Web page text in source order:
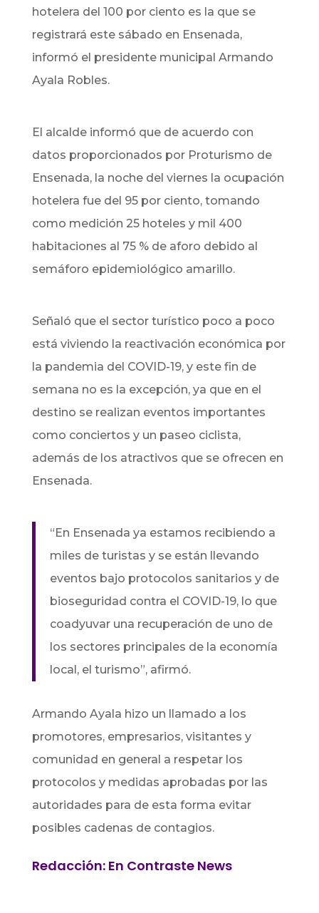
hotelera del 100 por ciento es la que se
registrará este sábado en Ensenada,
informó el presidente municipal Armando
Ayala Robles.
El alcalde informó que de acuerdo con
datos proporcionados por Proturismo de
Ensenada, la noche del viernes la ocupación
hotelera fue del 95 por ciento, tomando
como medición 25 hoteles y mil 400
habitaciones al 75 % de aforo debido al
semáforo epidemiológico amarillo.
Señaló que el sector turístico poco a poco
está viviendo la reactivación económica por
la pandemia del COVID-19, y este fin de
semana no es la excepción, ya que en el
destino se realizan eventos importantes
como conciertos y un paseo ciclista,
además de los atractivos que se ofrecen en
Ensenada.
“En Ensenada ya estamos recibiendo a
miles de turistas y se están llevando
eventos bajo protocolos sanitarios y de
bioseguridad contra el COVID-19, lo que
coadyuvar una recuperación de uno de
los sectores principales de la economía
local, el turismo”, afirmó.
Armando Ayala hizo un llamado a los
promotores, empresarios, visitantes y
comunidad en general a respetar los
protocolos y medidas aprobadas por las
autoridades para de esta forma evitar
posibles cadenas de contagios.
Redacción: En Contraste News